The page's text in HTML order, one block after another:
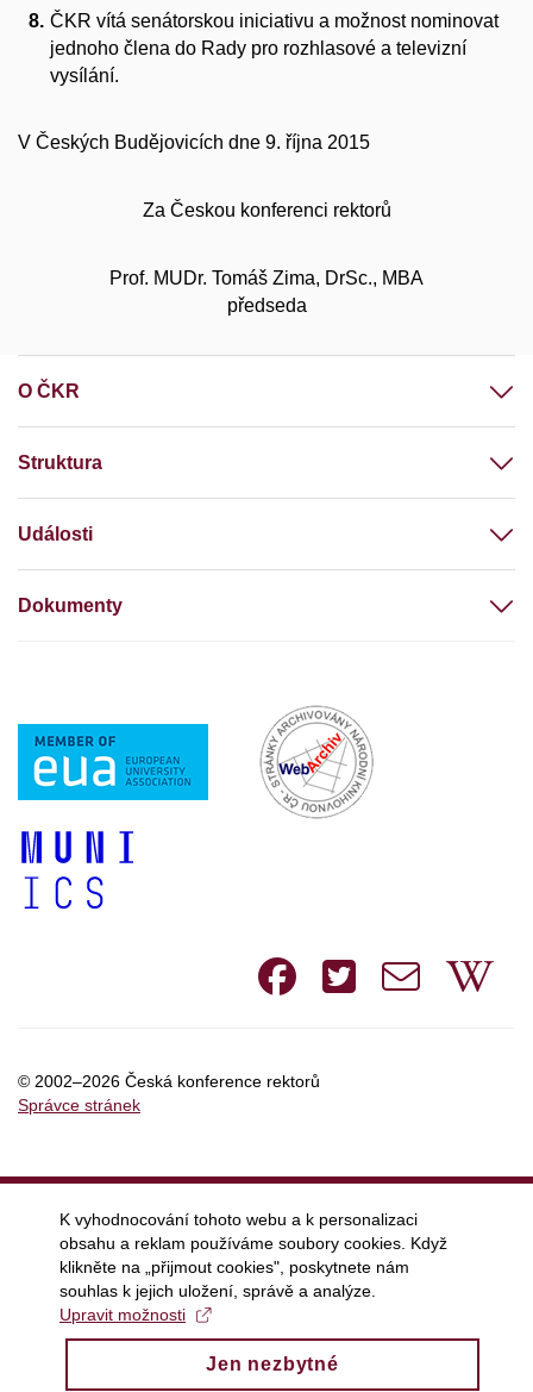
ČKR vítá senátorskou iniciativu a možnost nominovat
jednoho člena do Rady pro rozhlasové a televizní
vysílání.
V Českých Budějovicích dne 9. října 2015
Za Českou konferenci rektorů
Prof. MUDr. Tomáš Zima, DrSc., MBA
předseda
O ČKR
Struktura
Události
Dokumenty
Facebook
e-
© 2002–2026 Česká konference rektorů
Správce stránek
K vyhodnocování tohoto webu a k personalizaci
obsahu a reklam používáme soubory cookies. Když
klikněte na „přijmout cookies", poskytnete nám
souhlas k jejich uložení, správě a analýze.
Upravit možnosti
Jen nezbytné